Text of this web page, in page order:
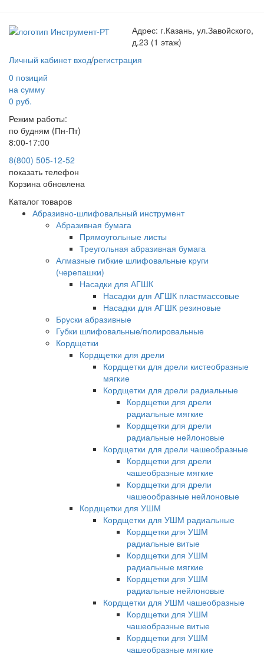
Адрес: г.Казань, ул.Завойского,
д.23 (1 этаж)
Личный кабинет вход/регистрация
0 позиций
на сумму
0 руб.
Режим работы:
по будням (Пн-Пт)
8:00-17:00
8(800) 505-12-52
показать телефон
Корзина обновлена
Каталог товаров
Абразивно-шлифовальный инструмент
Абразивная бумага
Прямоугольные листы
Треугольная абразивная бумага
Алмазные гибкие шлифовальные круги
(черепашки)
Насадки для АГШК
Насадки для АГШК пластмассовые
Насадки для АГШК резиновые
Бруски абразивные
Губки шлифовальные/полировальные
Кордщетки
Кордщетки для дрели
Кордщетки для дрели кистеобразные
мягкие
Кордщетки для дрели радиальные
Кордщетки для дрели
радиальные мягкие
Кордщетки для дрели
радиальные нейлоновые
Кордщетки для дрели чашеобразные
Кордщетки для дрели
чашеобразные мягкие
Кордщетки для дрели
чашеообразные нейлоновые
Кордщетки для УШМ
Кордщетки для УШМ радиальные
Кордщетки для УШМ
радиальные витые
Кордщетки для УШМ
радиальные мягкие
Кордщетки для УШМ
радиальные нейлоновые
Кордщетки для УШМ чашеобразные
Кордщетки для УШМ
чашеобразные витые
Кордщетки для УШМ
чашеобразные мягкие